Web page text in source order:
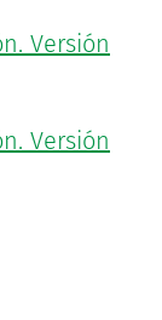
Versión
Versión